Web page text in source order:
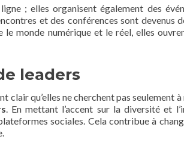
; elles organisent également des
et des conférences sont devenus
monde numérique et le réel, elles
leaders
clair qu’elles ne cherchent pas seulement
. En mettant l’accent sur la diversité et
sociales. Cela contribue à